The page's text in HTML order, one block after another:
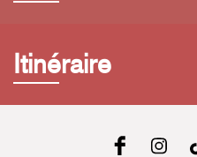
Itinéraire